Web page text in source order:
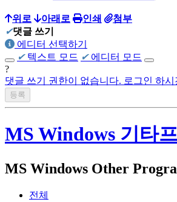
위로 아래로 인쇄
첨부
✔댓글 쓰기
에디터 선택하기
✔ 텍스트 모드 ✔ 에디터 모드
?
댓글 쓰기 권한이 없습니다. 로그인 하시
MS Windows 기타
MS Windows Other
전체